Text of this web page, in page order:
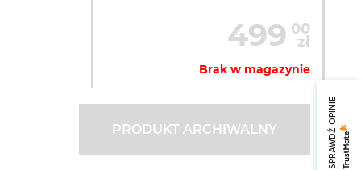
499 00
zł
Brak w magazynie
PRODUKT ARCHIWALNY SPRAWDŹ OPINIE